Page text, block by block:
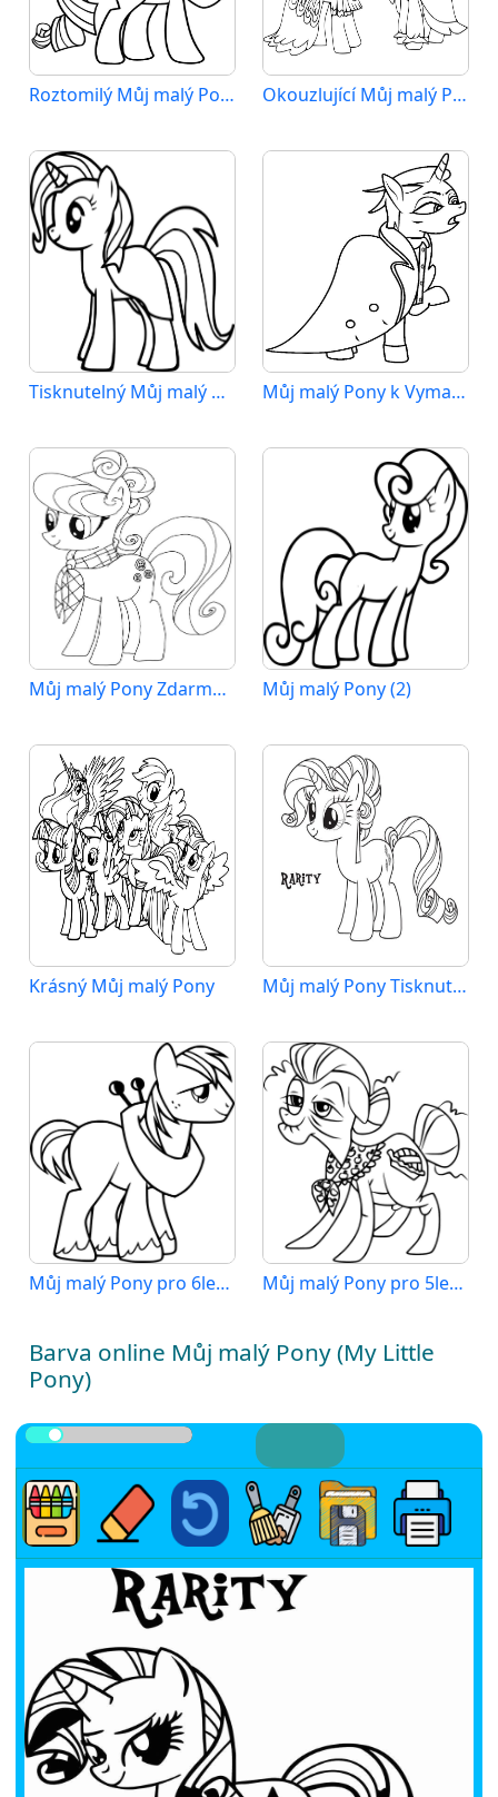
Roztomilý Můj malý Pony Okouzlující Můj malý Pony
Tisknutelný Můj malý Pony Obrázek Můj malý Pony k Vymalování
Můj malý Pony Zdarma Vymalovatelné Obrázek Můj malý Pony (2)
Krásný Můj malý Pony Můj malý Pony Tisknutelný
Můj malý Pony pro 6leté Děti Můj malý Pony pro 5leté Děti
Barva online Můj malý Pony (My Little
Pony)